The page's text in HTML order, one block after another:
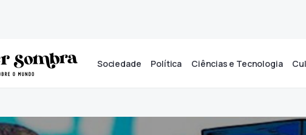
Sociedade Política Ciências e Tecnologia